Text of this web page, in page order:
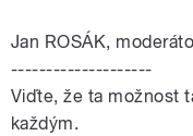
Jan ROSÁK,
--------------------
Viďte, že ta možnost
každým.